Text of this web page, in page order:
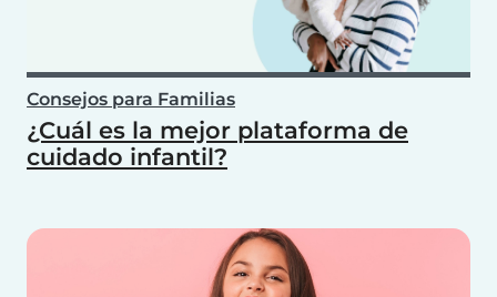
Consejos para Familias
¿Cuál es la mejor plataforma de
cuidado infantil?